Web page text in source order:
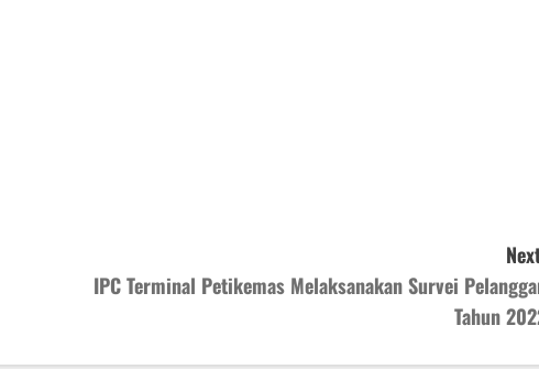
IPC Terminal Petikemas Melaksanakan Survei
Tahun